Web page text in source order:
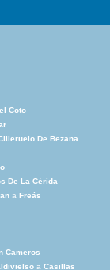
Coto
De Bezana
De La Cérida
a Freás
Cameros
a Casillas